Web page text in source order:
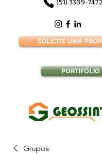
(51) 3399-7472
SOLICITE UMA
PORTIFÓLIO
Grupos